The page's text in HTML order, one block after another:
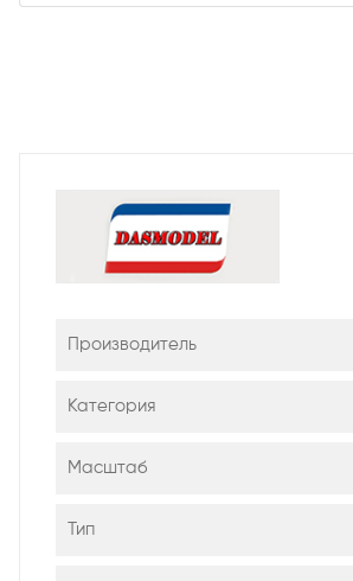
Производитель
Категория
Масштаб
Тип